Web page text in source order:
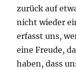
zurück auf
nicht wieder
erfasst uns,
eine Freude,
haben, dass